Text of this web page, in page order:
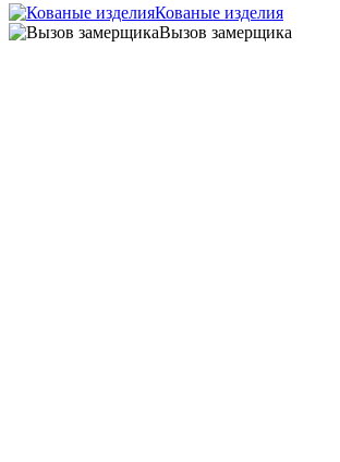
Кованые изделия
Вызов замерщика